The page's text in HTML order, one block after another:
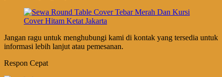
Jangan ragu untuk menghubungi kami di kontak yang tersedia untuk
informasi lebih lanjut atau pemesanan.
Respon Cepat